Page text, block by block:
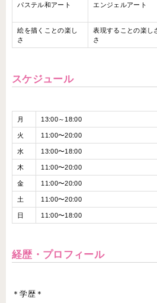
パステル和アート エンジェルアート
絵を描くことの楽し
さ
表現することの楽し
さ
スケジュール
月 13:00～18:00
火 11:00〜20:00
水 13:00〜18:00
木 11:00〜20:00
金 11:00〜20:00
土 11:00〜20:00
日 11:00〜18:00
経歴・プロフィール
＊学歴＊